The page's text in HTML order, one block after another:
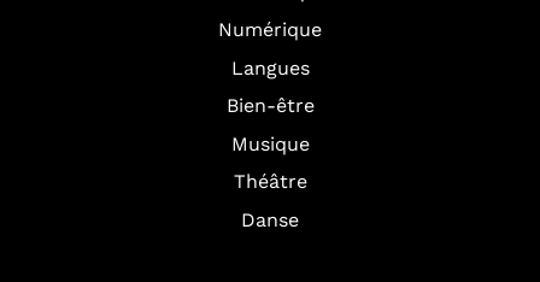
Numérique
Langues
Bien-être
Musique
Théâtre
Danse